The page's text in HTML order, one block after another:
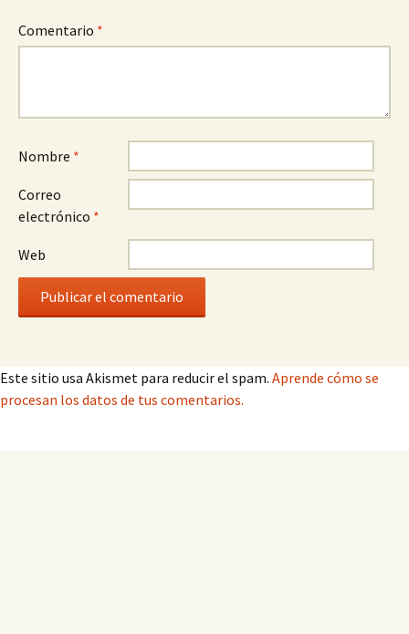
Comentario *
Nombre *
Correo
electrónico *
Web
Este sitio usa Akismet para reducir el spam. Aprende cómo se
procesan los datos de tus comentarios.